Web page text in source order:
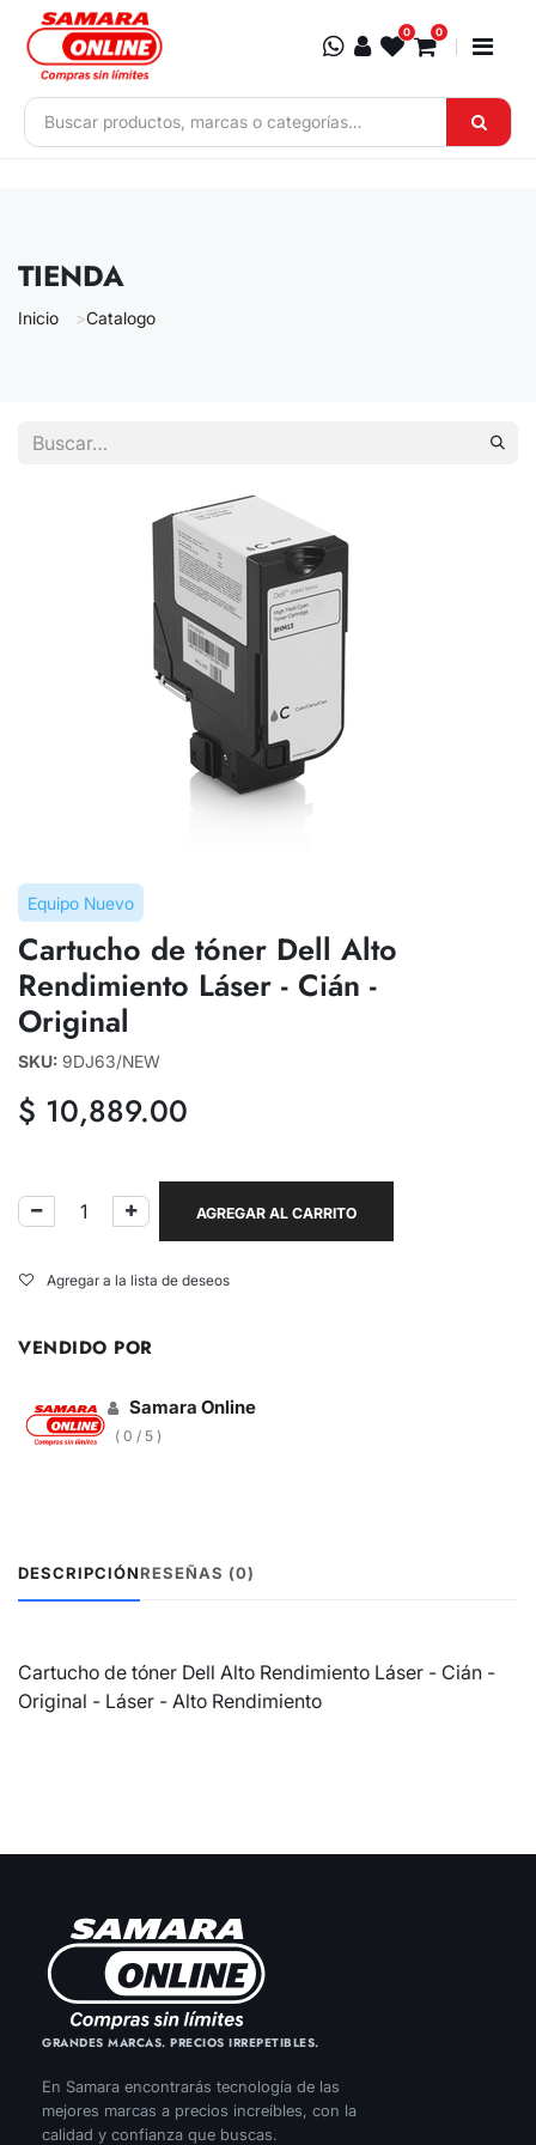
Ir al contenido
0 0
TIENDA
Inicio Catalogo
Equipo Nuevo
Cartucho de tóner Dell Alto
Rendimiento Láser - Cián -
Original
SKU: 9DJ63/NEW
$ 10,889.00
AGREGAR AL CARRITO
Agregar a la lista de deseos
VENDIDO POR
Samara Online
( 0 / 5 )
DESCRIPCIÓNRESEÑAS (0)
Cartucho de tóner Dell Alto Rendimiento Láser - Cián -
Original - Láser - Alto Rendimiento
GRANDES MARCAS. PRECIOS IRREPETIBLES.
En Samara encontrarás tecnología de las
mejores marcas a precios increíbles, con la
calidad y confianza que buscas.